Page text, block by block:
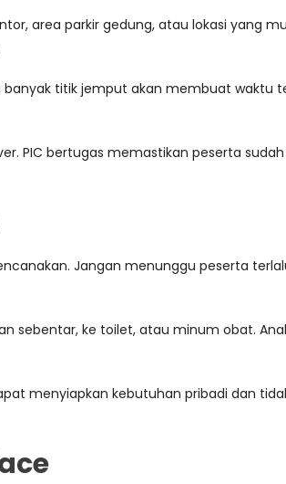
area parkir gedung, atau lokasi yang
banyak titik jemput akan membuat waktu
PIC bertugas memastikan peserta
Jangan menunggu peserta
sebentar, ke toilet, atau minum obat.
menyiapkan kebutuhan pribadi dan